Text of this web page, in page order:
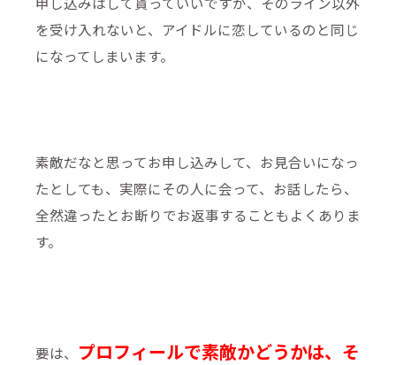
を受け入れないと、アイドルに恋しているのと同じ
になってしまいます。
素敵だなと思ってお申し込みして、お見合いになっ
たとしても、実際にその人に会って、お話したら、
全然違ったとお断りでお返事することもよくありま
す。
要は、 プロフィールで素敵かどうかは、そ